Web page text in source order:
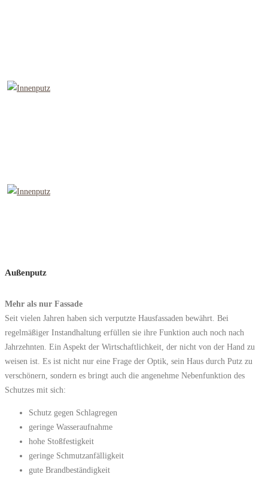
Außenputz
Mehr als nur Fassade
Seit vielen Jahren haben sich verputzte Hausfassaden bewährt. Bei
regelmäßiger Instandhaltung erfüllen sie ihre Funktion auch noch nach
Jahrzehnten. Ein Aspekt der Wirtschaftlichkeit, der nicht von der Hand zu
weisen ist. Es ist nicht nur eine Frage der Optik, sein Haus durch Putz zu
verschönern, sondern es bringt auch die angenehme Nebenfunktion des
Schutzes mit sich:
Schutz gegen Schlagregen
geringe Wasseraufnahme
hohe Stoßfestigkeit
geringe Schmutzanfälligkeit
gute Brandbeständigkeit